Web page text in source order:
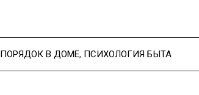
ПОРЯДОК В ДОМЕ, ПСИХОЛОГИЯ БЫТА